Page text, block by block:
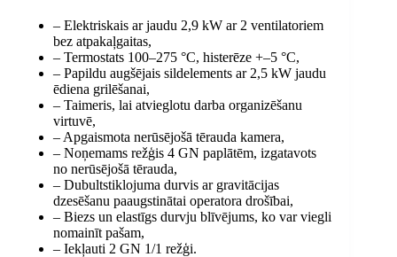
– Elektriskais ar jaudu 2,9 kW ar 2 ventilatoriem
bez atpakaļgaitas,
– Termostats 100–275 °C, histerēze +–5 °C,
– Papildu augšējais sildelements ar 2,5 kW jaudu
ēdiena grilēšanai,
– Taimeris, lai atvieglotu darba organizēšanu
virtuvē,
– Apgaismota nerūsējošā tērauda kamera,
– Noņemams režģis 4 GN paplātēm, izgatavots
no nerūsējošā tērauda,
– Dubultstiklojuma durvis ar gravitācijas
dzesēšanu paaugstinātai operatora drošībai,
– Biezs un elastīgs durvju blīvējums, ko var viegli
nomainīt pašam,
– Iekļauti 2 GN 1/1 režģi.